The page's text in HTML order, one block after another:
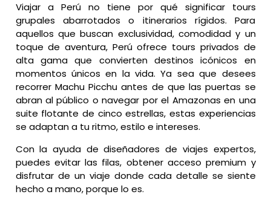
Viajar a Perú no tiene por qué significar tours
grupales abarrotados o itinerarios rígidos. Para
aquellos que buscan exclusividad, comodidad y un
toque de aventura, Perú ofrece tours privados de
alta gama que convierten destinos icónicos en
momentos únicos en la vida. Ya sea que desees
recorrer Machu Picchu antes de que las puertas se
abran al público o navegar por el Amazonas en una
suite flotante de cinco estrellas, estas experiencias
se adaptan a tu ritmo, estilo e intereses.
Con la ayuda de diseñadores de viajes expertos,
puedes evitar las filas, obtener acceso premium y
disfrutar de un viaje donde cada detalle se siente
hecho a mano, porque lo es.